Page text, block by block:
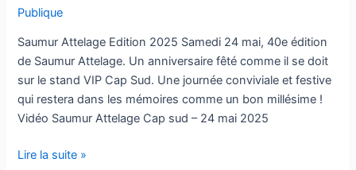
Publique
Saumur Attelage Edition 2025 Samedi 24 mai, 40e édition
de Saumur Attelage. Un anniversaire fêté comme il se doit
sur le stand VIP Cap Sud. Une journée conviviale et festive
qui restera dans les mémoires comme un bon millésime !
Vidéo Saumur Attelage Cap sud – 24 mai 2025
Attelage
Lire la suite »